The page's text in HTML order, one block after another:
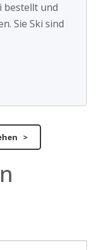
bestellt und
Sie Ski sind
>